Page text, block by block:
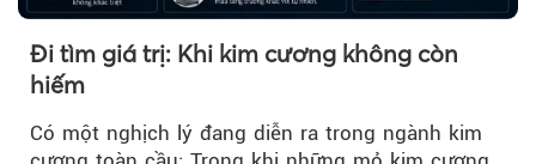
Đi tìm giá trị: Khi kim cương không còn
hiếm
Có một nghịch lý đang diễn ra trong ngành kim